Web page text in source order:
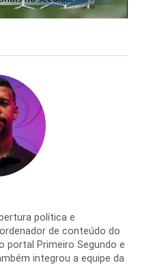
política e
de conteúdo do
portal Primeiro Segundo e
integrou a equipe da